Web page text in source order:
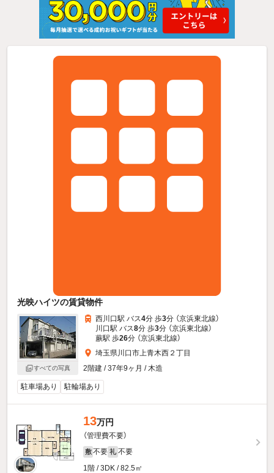
光映ハイツの賃貸物件
すべての写真
西川口駅 バス4分 歩3分 （京浜東北線）
川口駅 バス8分 歩3分 （京浜東北線）
蕨駅 歩26分 （京浜東北線）
埼玉県川口市上青木西２丁目
2階建 / 37年9ヶ月 / 木造
駐車場あり 駐輪場あり
13万円
（管理費不要）
敷 不要 礼 不要
1階 / 3DK / 82.5㎡